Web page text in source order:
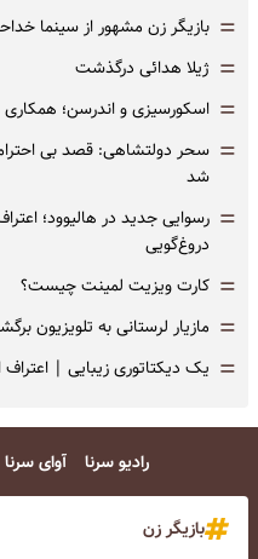
= بازیگر زن مشهور از سینما
= ژیلا هدائی درگذشت
= اسکورسیزی و اندرسن؛ همکاری
= سحر دولتشاهی: قصد بی
شد
= رسوایی جدید در هالیوود؛
دروغ‌گویی
= کارت ویزیت لمینت چیست؟
= مازیار لرستانی به تلویزیون
= یک دیکتاتوری زیبایی |
رادیو سرنا آوای سرنا
بازیگر زن